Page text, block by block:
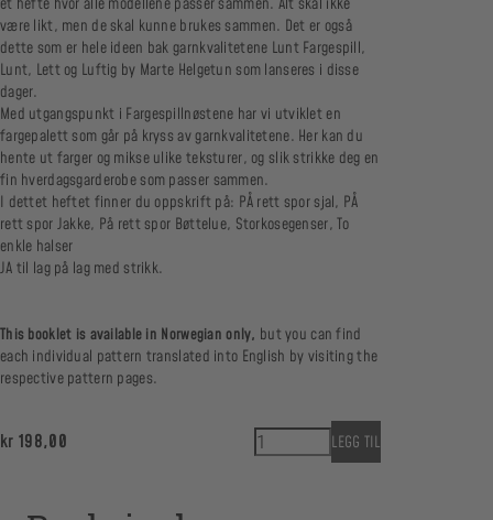
være likt, men de skal kunne brukes sammen. Det er også
dette som er hele ideen bak garnkvalitetene Lunt Fargespill,
Lunt, Lett og Luftig by Marte Helgetun som lanseres i disse
dager.
Med utgangspunkt i Fargespillnøstene har vi utviklet en
fargepalett som går på kryss av garnkvalitetene. Her kan du
hente ut farger og mikse ulike teksturer, og slik strikke deg en
fin hverdagsgarderobe som passer sammen.
I dettet heftet finner du oppskrift på: PÅ rett spor sjal, PÅ
rett spor Jakke, På rett spor Bøttelue, Storkosegenser, To
enkle halser
JA til lag på lag med strikk.
This booklet is available in Norwegian only, but you can find
each individual pattern translated into English by visiting the
respective pattern pages.
kr 198,00 HEFTE - Hverdagsfavoritter
LEGG TIL